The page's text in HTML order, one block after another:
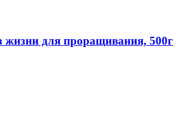
жизни для проращивания, 500г